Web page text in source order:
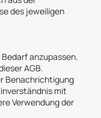
des jeweiligen
Bedarf anzupassen.
AGB.
Benachrichtigung
mit
Verwendung der